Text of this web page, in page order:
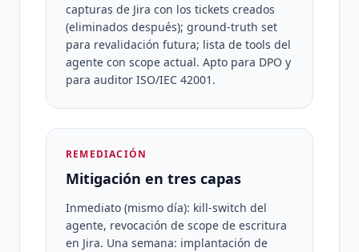
capturas de Jira con los tickets creados
(eliminados después); ground-truth set
para revalidación futura; lista de tools del
agente con scope actual. Apto para DPO y
para auditor ISO/IEC 42001.
REMEDIACIÓN
Mitigación en tres capas
Inmediato (mismo día): kill-switch del
agente, revocación de scope de escritura
en Jira. Una semana: implantación de